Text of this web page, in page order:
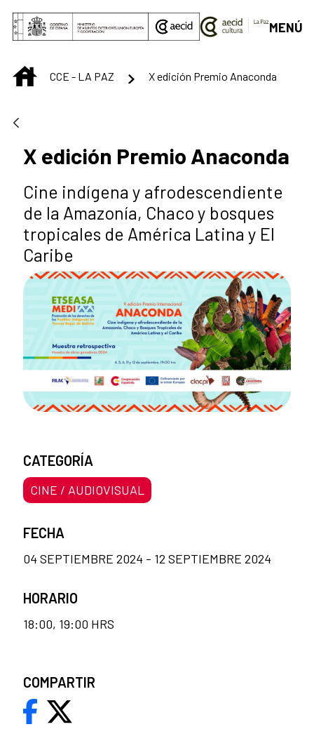
Saltar al contenido principal
MENÚ
INICIOCCE - LA PAZ X edición Premio Anaconda
X edición Premio Anaconda
Cine indígena y afrodescendiente
de la Amazonía, Chaco y bosques
tropicales de América Latina y El
Caribe
CATEGORÍA
CINE / AUDIOVISUAL
FECHA
04 SEPTIEMBRE 2024 - 12 SEPTIEMBRE 2024
HORARIO
18:00, 19:00 HRS
COMPARTIR